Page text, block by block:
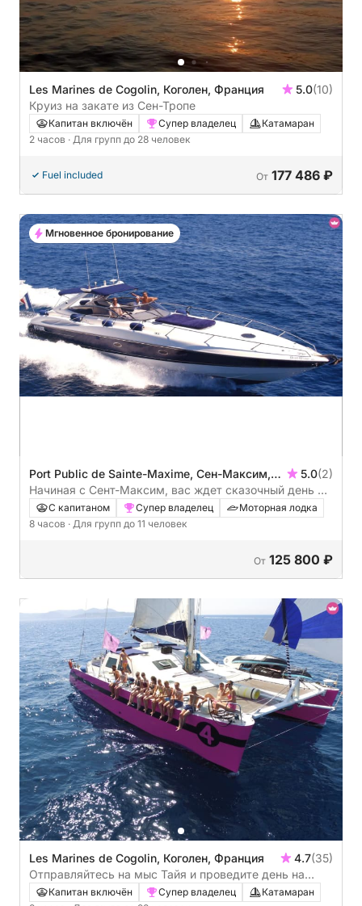
Les Marines de Cogolin, Коголен, Франция 5.0(10)
Круиз на закате из Сен-Тропе
Капитан включён Супер владелец
Катамаран
2 часов · Для групп до 28 человек
Fuel included От 177 486 ₽
Port Public de Sainte-Maxime, Сен-Максим,
Франция
5.0(2)
Начиная с Сент-Максим, вас ждет сказочный день в
Сен-Тропе и его окрестностях: роскошь, комфорт и
захватывающие виды.
С капитаном Супер владелец
Моторная лодка
8 часов · Для групп до 11 человек
От 125 800 ₽
Мгновенное бронирование
Les Marines de Cogolin, Коголен, Франция 4.7(35)
Отправляйтесь на мыс Тайя и проведите день на
борту макси-катамарана.
Капитан включён Супер владелец
Катамаран